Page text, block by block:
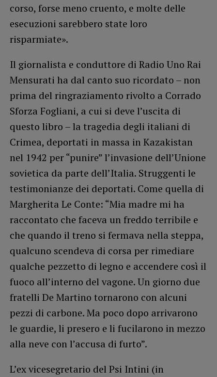
corso, forse meno cruento, e molte delle
esecuzioni sarebbero state loro
risparmiate».
Il giornalista e conduttore di Radio Uno Rai
Mensurati ha dal canto suo ricordato – non
prima del ringraziamento rivolto a Corrado
Sforza Fogliani, a cui si deve l’uscita di
questo libro – la tragedia degli italiani di
Crimea, deportati in massa in Kazakistan
nel 1942 per “punire” l’invasione dell’Unione
sovietica da parte dell’Italia. Struggenti le
testimonianze dei deportati. Come quella di
Margherita Le Conte: “Mia madre mi ha
raccontato che faceva un freddo terribile e
che quando il treno si fermava nella steppa,
qualcuno scendeva di corsa per rimediare
qualche pezzetto di legno e accendere così il
fuoco all’interno del vagone. Un giorno due
fratelli De Martino tornarono con alcuni
pezzi di carbone. Ma poco dopo arrivarono
le guardie, li presero e li fucilarono in mezzo
alla neve con l’accusa di furto”.
L’ex vicesegretario del Psi Intini (in